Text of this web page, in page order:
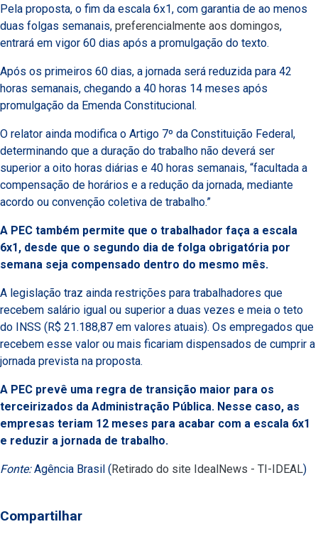
Pela proposta, o fim da escala 6x1, com garantia de ao menos
duas folgas semanais, preferencialmente aos domingos,
entrará em vigor 60 dias após a promulgação do texto.
Após os primeiros 60 dias, a jornada será reduzida para 42
horas semanais, chegando a 40 horas 14 meses após
promulgação da Emenda Constitucional.
O relator ainda modifica o Artigo 7º da Constituição Federal,
determinando que a duração do trabalho não deverá ser
superior a oito horas diárias e 40 horas semanais, “facultada a
compensação de horários e a redução da jornada, mediante
acordo ou convenção coletiva de trabalho.”
A PEC também permite que o trabalhador faça a escala
6x1, desde que o segundo dia de folga obrigatória por
semana seja compensado dentro do mesmo mês.
A legislação traz ainda restrições para trabalhadores que
recebem salário igual ou superior a duas vezes e meia o teto
do INSS (R$ 21.188,87 em valores atuais). Os empregados que
recebem esse valor ou mais ficariam dispensados de cumprir a
jornada prevista na proposta.
A PEC prevê uma regra de transição maior para os
terceirizados da Administração Pública. Nesse caso, as
empresas teriam 12 meses para acabar com a escala 6x1
e reduzir a jornada de trabalho.
Fonte:Agência Brasil (Retirado do site IdealNews - TI-IDEAL)
Compartilhar